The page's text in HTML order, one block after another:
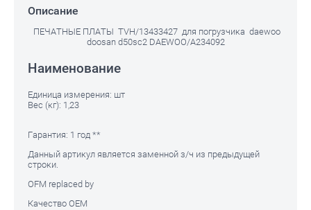
Описание
ПЕЧАТНЫЕ ПЛАТЫ TVH/13433427 для погрузчика daewoo
doosan d50sc2 DAEWOO/A234092
Наименование
Единица измерения: шт
Вес (кг): 1,23
Гарантия: 1 год **
Данный артикул является заменной з/ч из предыдущей
строки.
OFM replaced by
Качество OEM